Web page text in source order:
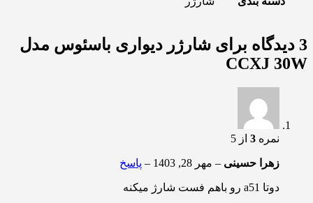
3 دیدگاه برای
شارژر دیواری باسئوس مدل
CCXJ 30W
نمره 3 از 5
زهرا حسینی – مهر 28, 1403 – پاسخ
دوتا a51 رو باهم فست شارژ میکنه